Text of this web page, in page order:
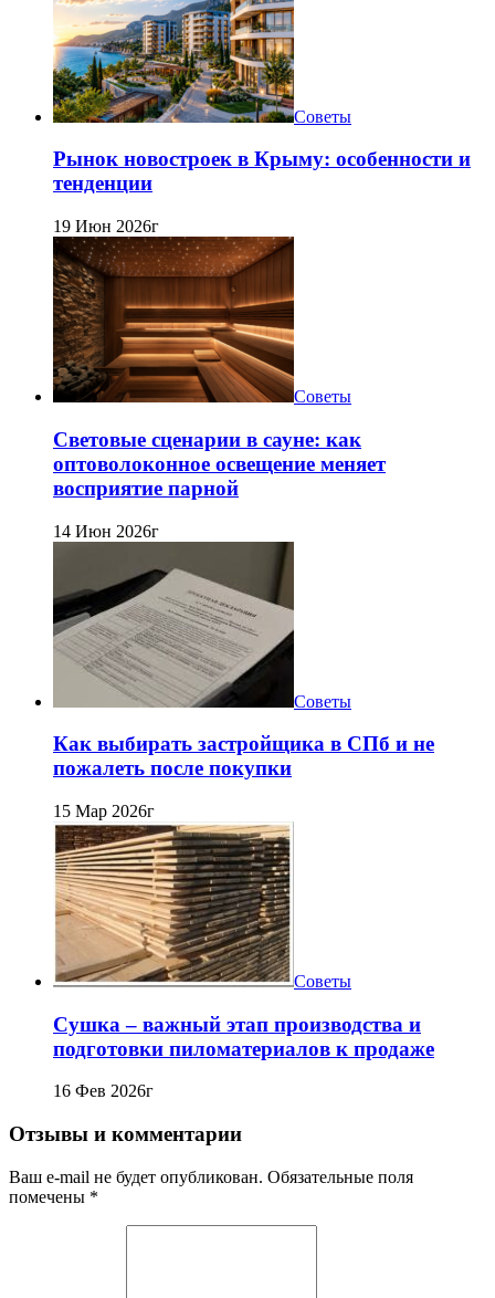
Советы
Рынок новостроек в Крыму: особенности и
тенденции
19 Июн 2026г
Советы
Световые сценарии в сауне: как
оптоволоконное освещение меняет
восприятие парной
14 Июн 2026г
Советы
Как выбирать застройщика в СПб и не
пожалеть после покупки
15 Мар 2026г
Советы
Сушка – важный этап производства и
подготовки пиломатериалов к продаже
16 Фев 2026г
Отзывы и комментарии
Ваш e-mail не будет опубликован. Обязательные поля
помечены *